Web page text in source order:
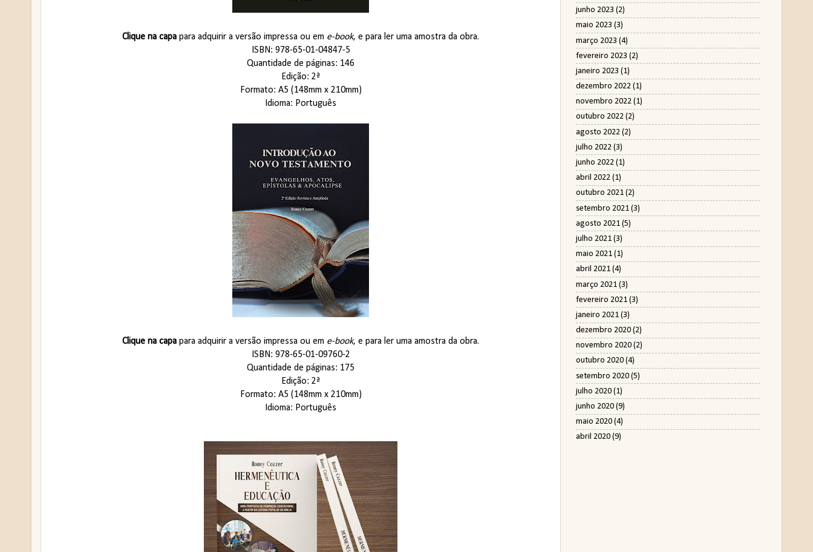
Clique na capa para adquirir a versão impressa ou em e-book, e para ler uma amostra da obra.
ISBN: 978-65-01-04847-5
Quantidade de páginas: 146
Edição: 2ª
Formato: A5 (148mm x 210mm)
Idioma: Português
Clique na capa para adquirir a versão impressa ou em e-book, e para ler uma amostra da obra.
ISBN: 978-65-01-09760-2
Quantidade de páginas: 175
Edição: 2ª
Formato: A5 (148mm x 210mm)
Idioma: Português
junho 2023 (2)
maio 2023 (3)
março 2023 (4)
fevereiro 2023 (2)
janeiro 2023 (1)
dezembro 2022 (1)
novembro 2022 (1)
outubro 2022 (2)
agosto 2022 (2)
julho 2022 (3)
junho 2022 (1)
abril 2022 (1)
outubro 2021 (2)
setembro 2021 (3)
agosto 2021 (5)
julho 2021 (3)
maio 2021 (1)
abril 2021 (4)
março 2021 (3)
fevereiro 2021 (3)
janeiro 2021 (3)
dezembro 2020 (2)
novembro 2020 (2)
outubro 2020 (4)
setembro 2020 (5)
julho 2020 (1)
junho 2020 (9)
maio 2020 (4)
abril 2020 (9)